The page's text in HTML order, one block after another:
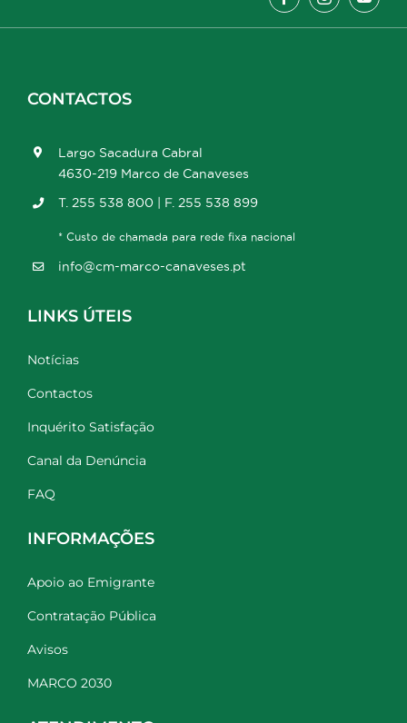
CONTACTOS
Largo Sacadura Cabral
4630-219 Marco de Canaveses
T. 255 538 800 | F. 255 538 899
* Custo de chamada para rede fixa nacional
info@cm-marco-canaveses.pt
LINKS ÚTEIS
Notícias
Contactos
Inquérito Satisfação
Canal da Denúncia
FAQ
INFORMAÇÕES
Apoio ao Emigrante
Contratação Pública
Avisos
MARCO 2030